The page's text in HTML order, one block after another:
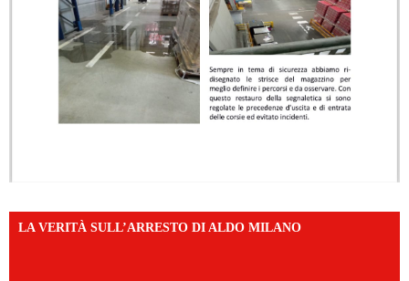
LA VERITÀ SULL’ARRESTO DI ALDO MILANO